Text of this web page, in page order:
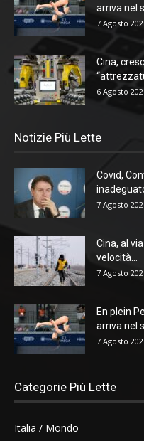
arriva nel
7 Agosto
Cina,
6 Agosto
Notizie Più Lette
Covid,
7 Agosto
Cina, al
velocità...
7 Agosto
En plein
arriva nel
7 Agosto
Categorie Più Lette
Italia / Mondo